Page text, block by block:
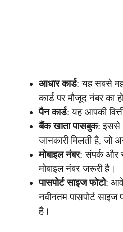
आधार कार्ड: यह सबसे
कार्ड पर मौजूद नंबर का
पैन कार्ड: यह आपकी
बैंक खाता पासबुक: इससे
जानकारी मिलती है,
मोबाइल नंबर: संपर्क और
मोबाइल नंबर जरूरी है।
पासपोर्ट साइज फोटो:
नवीनतम पासपोर्ट
है।